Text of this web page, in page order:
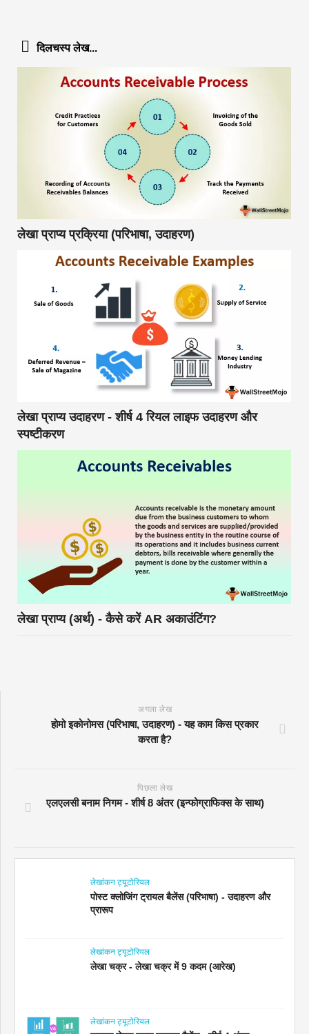
दिलचस्प लेख...
लेखा प्राप्य प्रक्रिया (परिभाषा, उदाहरण)
लेखा प्राप्य उदाहरण - शीर्ष 4 रियल लाइफ उदाहरण और
स्पष्टीकरण
लेखा प्राप्य (अर्थ) - कैसे करें AR अकाउंटिंग?
अगला लेख
होमो इकोनोमस (परिभाषा, उदाहरण) - यह काम किस प्रकार
करता है?
पिछला लेख
एलएलसी बनाम निगम - शीर्ष 8 अंतर (इन्फोग्राफिक्स के साथ)
लेखांकन ट्यूटोरियल
पोस्ट क्लोजिंग ट्रायल बैलेंस (परिभाषा) - उदाहरण और
प्रारूप
लेखांकन ट्यूटोरियल
लेखा चक्र - लेखा चक्र में 9 कदम (आरेख)
लेखांकन ट्यूटोरियल